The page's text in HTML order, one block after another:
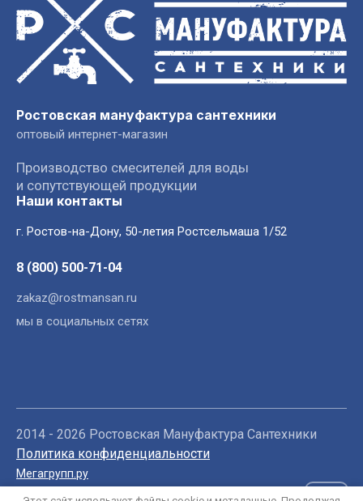
Ростовская мануфактура сантехники
оптовый интернет-магазин
Производство смесителей для воды
и сопутствующей продукции
Наши контакты
г. Ростов-на-Дону, 50-летия Ростсельмаша 1/52
8 (800) 500-71-04
zakaz@rostmansan.ru
мы в социальных сетях
2014 - 2026 Ростовская Мануфактура Сантехники
Политика конфиденциальности
Мегагрупп.ру